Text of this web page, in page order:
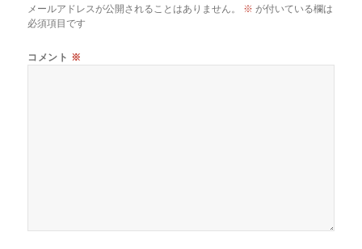
メールアドレスが公開されることはありません。 ※ が付いている欄は
必須項目です
コメント ※